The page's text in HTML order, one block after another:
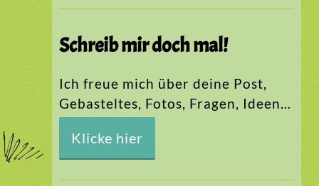
Schreib mir doch mal!
Ich freue mich über deine Post,
Gebasteltes, Fotos, Fragen, Ideen…
Klicke hier